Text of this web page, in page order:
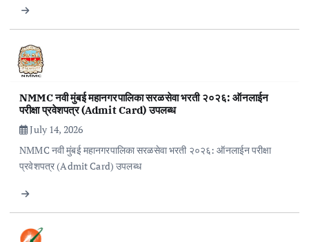
NMMC नवी मुंबई महानगरपालिका सरळसेवा भरती २०२६: ऑनलाईन
परीक्षा प्रवेशपत्र (Admit Card) उपलब्ध
July 14, 2026
NMMC नवी मुंबई महानगरपालिका सरळसेवा भरती २०२६: ऑनलाईन परीक्षा
प्रवेशपत्र (Admit Card) उपलब्ध